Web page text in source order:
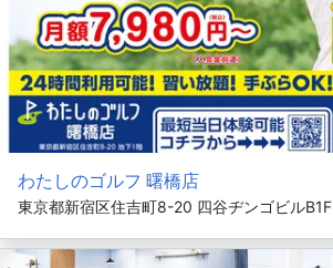
わたしのゴルフ 曙橋店
東京都新宿区住吉町8-20 四谷ヂンゴビルB1F